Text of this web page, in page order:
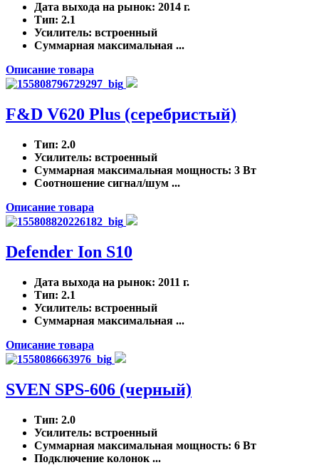
Дата выхода на рынок: 2014 г.
Тип: 2.1
Усилитель: встроенный
Суммарная максимальная ...
Описание товара
F&D V620 Plus (серебристый)
Тип: 2.0
Усилитель: встроенный
Суммарная максимальная мощность: 3 Вт
Соотношение сигнал/шум ...
Описание товара
Defender Ion S10
Дата выхода на рынок: 2011 г.
Тип: 2.1
Усилитель: встроенный
Суммарная максимальная ...
Описание товара
SVEN SPS-606 (черный)
Тип: 2.0
Усилитель: встроенный
Суммарная максимальная мощность: 6 Вт
Подключение колонок ...